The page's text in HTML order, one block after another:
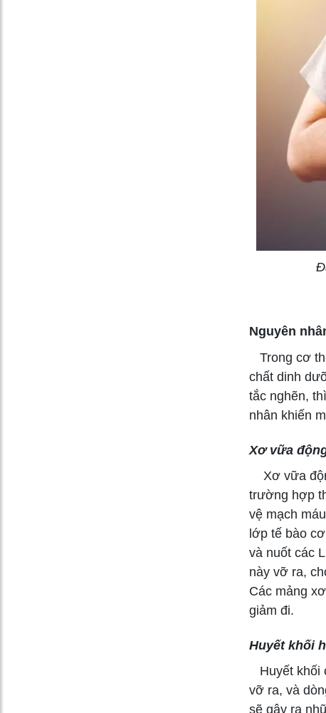
Nguyên
Trong cơ
chất dinh
tắc nghẽn,
nhân khiến
Xơ vữa
Xơ vữa
trường hợp
vệ mạch
lớp tế bào
và nuốt các
này vỡ ra,
Các mảng
giảm đi.
Huyết khối
Huyết khối
vỡ ra, và
sẽ gây ra